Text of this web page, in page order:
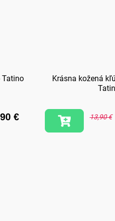
Tatino
€
Krásna kožená
13,90 €